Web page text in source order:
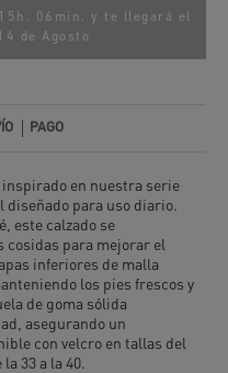
06min. y te llegará el
de Agosto
PAGO
inspirado en nuestra serie
para uso diario.
este calzado se
cosidas para mejorar el
inferiores de malla
los pies frescos y
de goma sólida
asegurando un
con velcro en tallas del
33 a la 40.